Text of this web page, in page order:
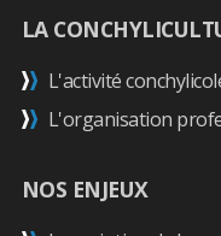
LA
L'activité
L'organisation
NOS ENJEUX